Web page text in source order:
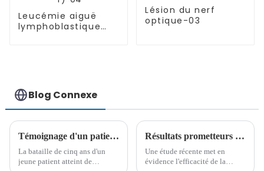
Leucémie aiguë
lymphoblastique
Lésion du nerf
optique-03
Blog Connexe
Témoignage d'un patient : Du diagnostic de LAM-M2 à l'entrée à l'université : un parcours de cinq ans vers la guérison
La bataille de cinq ans d'un
jeune patient atteint de
Résultats prometteurs de la thérapie CAR-T CD7 combinée à une deuxième greffe chez les patients atteints de LAL-T/LBL récidivante
Une étude récente met en
évidence l'efficacité de la